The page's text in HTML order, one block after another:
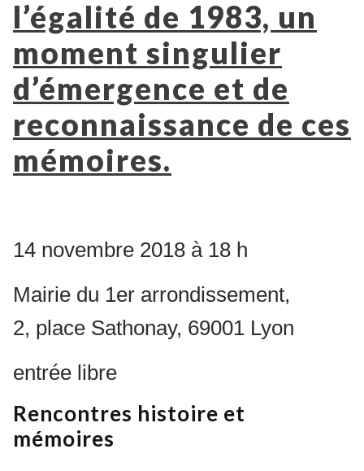
l’égalité de 1983, un
moment singulier
d’émergence et de
reconnaissance de ces
mémoires.
14 novembre 2018 à 18 h
Mairie du 1er arrondissement,
2, place Sathonay, 69001 Lyon
entrée libre
Rencontres histoire et
mémoires